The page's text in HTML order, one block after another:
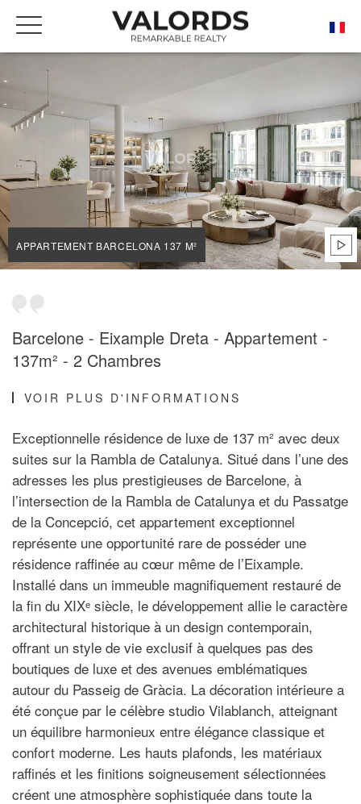
ACCUEIL
APPARTEMENT BARCELONA 137 M²
Barcelone - Eixample Dreta - Appartement -
137m² - 2 Chambres
VOIR PLUS D'INFORMATIONS
Exceptionnelle résidence de luxe de 137 m² avec deux
suites sur la Rambla de Catalunya. Situé dans l’une des
adresses les plus prestigieuses de Barcelone, à
l’intersection de la Rambla de Catalunya et du Passatge
de la Concepció, cet appartement exceptionnel
représente une opportunité rare de posséder une
résidence raffinée au cœur même de l’Eixample.
Installé dans un immeuble magnifiquement restauré de
la fin du XIXᵉ siècle, le développement allie le caractère
architectural historique à un design contemporain,
offrant un style de vie exclusif à quelques pas des
boutiques de luxe et des avenues emblématiques
autour du Passeig de Gràcia. La décoration intérieure a
été conçue par le célèbre studio Vilablanch, atteignant
un équilibre harmonieux entre élégance classique et
confort moderne. Les hauts plafonds, les matériaux
raffinés et les finitions soigneusement sélectionnées
créent une atmosphère sophistiquée dans toute la